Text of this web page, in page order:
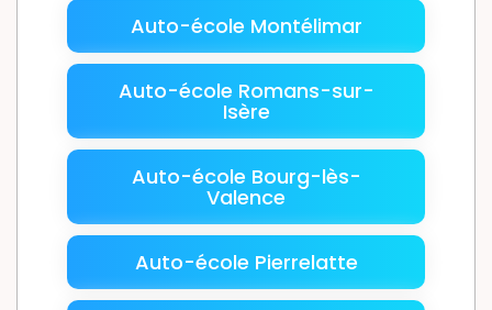
Auto-école Montélimar
Auto-école Romans-sur-
Isère
Auto-école Bourg-lès-
Valence
Auto-école Pierrelatte